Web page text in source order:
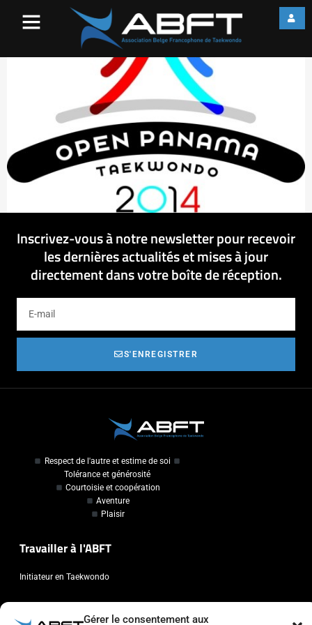
Gérer le consentement aux
Inscrivez-vous à notre newsletter pour recevoir
les dernières actualités et mises à jour
directement dans votre boîte de réception.
S'ENREGISTRER
Respect de l'autre et estime de soi
Tolérance et générosité
Courtoisie et coopération
Aventure
Plaisir
Travailler à l'ABFT
Initiateur en Taekwondo